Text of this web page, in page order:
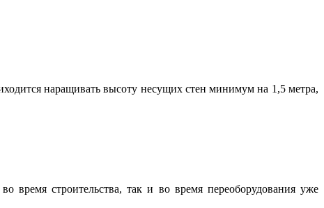
наращивать высоту несущих стен минимум на 1,5 метра,
время строительства, так и во время переоборудования уже